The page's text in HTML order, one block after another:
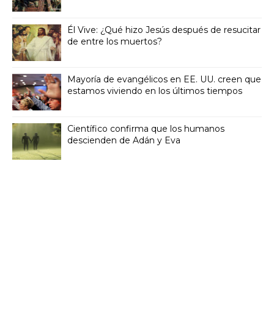
Él Vive: ¿Qué hizo Jesús después de resucitar
de entre los muertos?
Mayoría de evangélicos en EE. UU. creen que
estamos viviendo en los últimos tiempos
Científico confirma que los humanos
descienden de Adán y Eva